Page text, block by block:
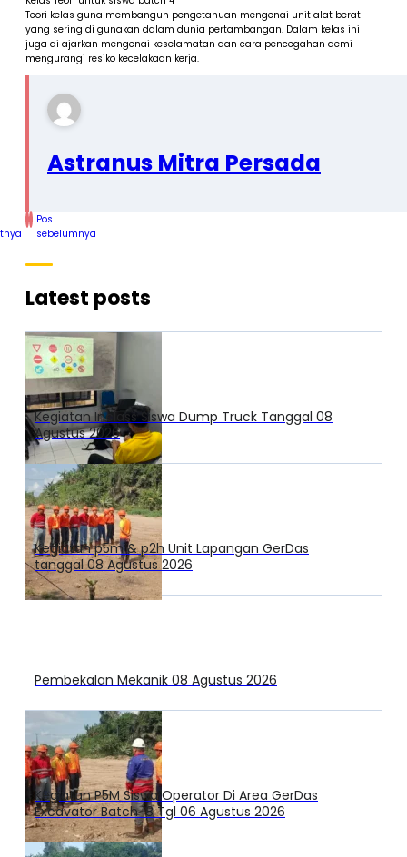
Teori kelas guna membangun pengetahuan mengenai unit alat berat
yang sering di gunakan dalam dunia pertambangan. Dalam kelas ini
juga di ajarkan mengenai keselamatan dan cara pencegahan demi
mengurangi resiko kecelakaan kerja.
Astranus Mitra Persada
Pos
sebelumnya
Latest posts
Kegiatan Inclass Siswa Dump Truck Tanggal 08
Agustus 2026
Kegiatan p5m & p2h Unit Lapangan GerDas
tanggal 08 Agustus 2026
Pembekalan Mekanik 08 Agustus 2026
Kegiatan P5M Siswa Operator Di Area GerDas
Excavator Batch 18 Tgl 06 Agustus 2026